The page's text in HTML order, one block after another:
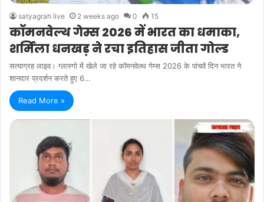
satyagrah live 2 weeks ago 0 15
कॉमनवेल्थ गेम्स 2026 में भारत का धमाका,
शर्मिला धनखड़ ने रचा इतिहास जीता गोल्ड
सत्याग्रह लाइव। ग्लास्गो में खेले जा रहे कॉमनवेल्थ गेम्स 2026 के पांचवें दिन भारत ने
शानदार प्रदर्शन करते हुए 6…
Read More »